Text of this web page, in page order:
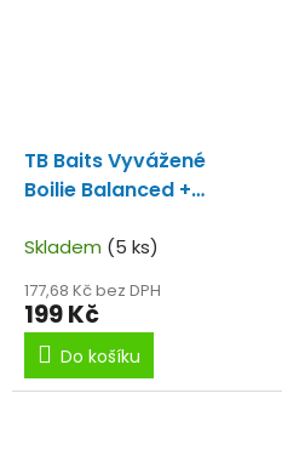
TB Baits Vyvážené
Boilie Balanced +
Strawberry 100 g - 24
Skladem (5 ks)
177,68 Kč bez DPH
199 Kč
Do košíku